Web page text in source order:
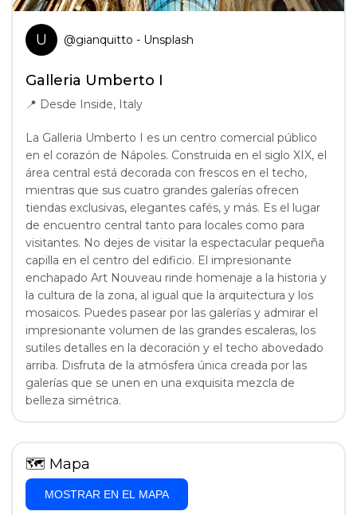
U @gianquitto - Unsplash
Galleria Umberto I
📍 Desde Inside, Italy
La Galleria Umberto I es un centro comercial público
en el corazón de Nápoles. Construida en el siglo XIX, el
área central está decorada con frescos en el techo,
mientras que sus cuatro grandes galerías ofrecen
tiendas exclusivas, elegantes cafés, y más. Es el lugar
de encuentro central tanto para locales como para
visitantes. No dejes de visitar la espectacular pequeña
capilla en el centro del edificio. El impresionante
enchapado Art Nouveau rinde homenaje a la historia y
la cultura de la zona, al igual que la arquitectura y los
mosaicos. Puedes pasear por las galerías y admirar el
impresionante volumen de las grandes escaleras, los
sutiles detalles en la decoración y el techo abovedado
arriba. Disfruta de la atmósfera única creada por las
galerías que se unen en una exquisita mezcla de
belleza simétrica.
🗺 Mapa
MOSTRAR EN EL MAPA